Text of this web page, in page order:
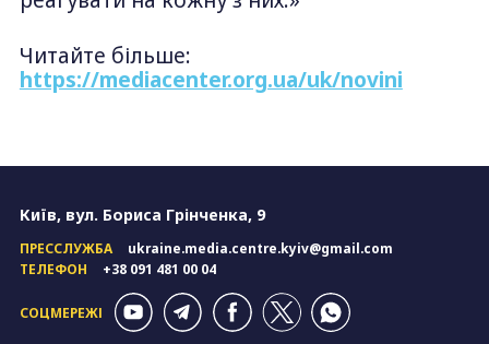
Читайте більше:
https://mediacenter.org.ua/uk/novini
Київ, вул. Бориса Грінченка, 9
ПРЕССЛУЖБА
ukraine.media.centre.kyiv@gmail.com
ТЕЛЕФОН
+38 091 481 00 04
СОЦМЕРЕЖІ